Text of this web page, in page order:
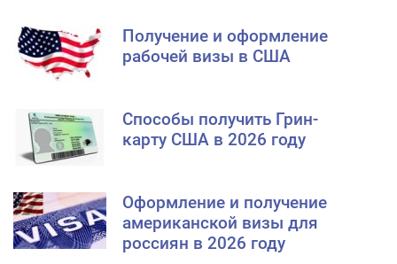
Получение и оформление
рабочей визы в США
Способы получить Грин-
карту США в 2026 году
Оформление и получение
американской визы для
россиян в 2026 году